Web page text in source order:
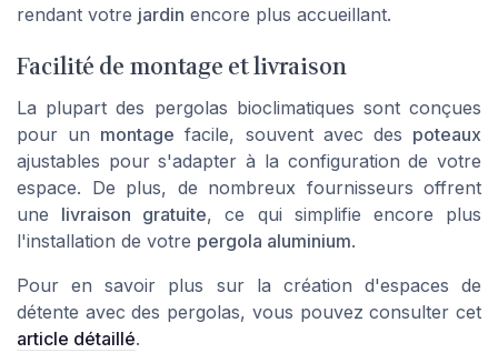
rendant votre jardin encore plus accueillant.
Facilité de montage et livraison
La plupart des pergolas bioclimatiques sont conçues
pour un montage facile, souvent avec des poteaux
ajustables pour s'adapter à la configuration de votre
espace. De plus, de nombreux fournisseurs offrent
une livraison gratuite, ce qui simplifie encore plus
l'installation de votre pergola aluminium.
Pour en savoir plus sur la création d'espaces de
détente avec des pergolas, vous pouvez consulter cet
article détaillé.